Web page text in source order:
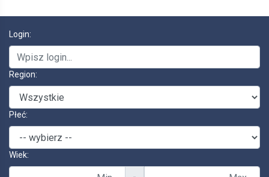
Login:
Region:
Płeć:
Wiek: